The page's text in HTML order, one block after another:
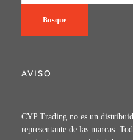
Busque
AVISO
CYP Trading no es un
representante de las marcas.